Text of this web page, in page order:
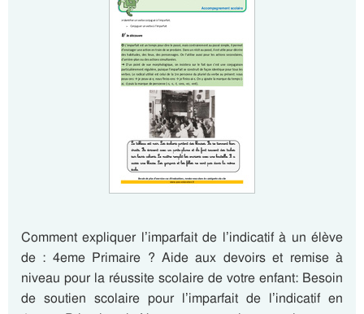
Comment expliquer l’imparfait de l’indicatif à un élève
de : 4eme Primaire ? Aide aux devoirs et remise à
niveau pour la réussite scolaire de votre enfant: Besoin
de soutien scolaire pour l’imparfait de l’indicatif en